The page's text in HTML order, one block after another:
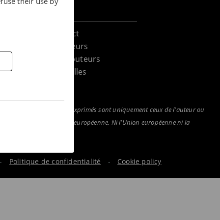
Contact
Acheteurs
Distributeurs
Nouvelles
de vue et les opinions exprimés sont uniquement ceux de l'auteur ou
ou de la Commission européenne. Ni l'Union européenne ni la
- Politique de confidentialité - Cookie policy